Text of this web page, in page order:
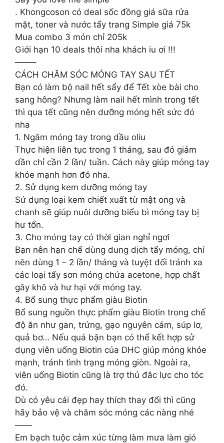
. Khongcoson có deal sốc đồng giá sữa rửa
mặt, toner và nước tẩy trang Simple giá 75k
Mua combo 3 món chỉ 205k
Giới hạn 10 deals thôi nha khách iu ơi !!!
——–
CÁCH CHĂM SÓC MÓNG TAY SAU TẾT
Bạn có làm bộ nail hết sẩy để Tết xòe bài cho
sang hông? Nhưng làm nail hết mình trong tết
thì qua tết cũng nên dưỡng móng hết sức đó
nha
1. Ngâm móng tay trong dầu oliu
Thực hiện liên tục trong 1 tháng, sau đó giảm
dần chỉ cần 2 lần/ tuần. Cách này giúp móng tay
khỏe mạnh hơn đó nha.
2. Sử dụng kem dưỡng móng tay
Sử dụng loại kem chiết xuất từ mật ong và
chanh sẽ giúp nuôi dưỡng biểu bì móng tay bị
hư tổn.
3. Cho móng tay có thời gian nghỉ ngơi
Bạn nên hạn chế dùng dung dịch tẩy móng, chỉ
nên dùng 1 – 2 lần/ tháng và tuyệt đối tránh xa
các loại tẩy sơn móng chứa acetone, hợp chất
gây khô và hư hại với móng tay.
4. Bổ sung thực phẩm giàu Biotin
Bổ sung nguồn thực phẩm giàu Biotin trong chế
độ ăn như gan, trứng, gạo nguyên cám, súp lơ,
quả bơ… Nếu quá bận bạn có thể kết hợp sử
dụng viên uống Biotin của DHC giúp móng khỏe
mạnh, tránh tình trạng móng giòn. Ngoài ra,
viên uống Biotin cũng là trợ thủ đắc lực cho tóc
đó.
Dù có yêu cái đẹp hay thích thay đổi thì cũng
hãy bảo vệ và chăm sóc móng các nàng nhé
——
Em bạch tuộc cảm xúc từng làm mưa làm gió